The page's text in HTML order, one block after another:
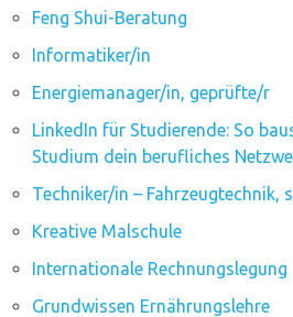
Feng Shui-Beratung
Informatiker/in
Energiemanager/in, geprüfte/r
LinkedIn für Studierende: So
Studium dein berufliches
Techniker/in –
Kreative Malschule
Internationale Rechnungslegung
Grundwissen Ernährungslehre